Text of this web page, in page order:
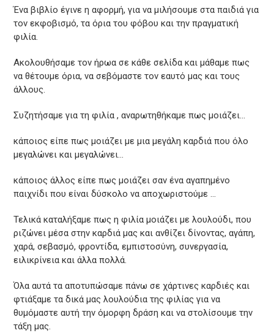
Ένα βιβλίο έγινε η αφορμή, για να μιλήσουμε στα παιδιά για
τον εκφοβισμό, τα όρια του φόβου και την πραγματική
φιλία.
Ακολουθήσαμε τον ήρωα σε κάθε σελίδα και μάθαμε πως
να θέτουμε όρια, να σεβόμαστε τον εαυτό μας και τους
άλλους.
Συζητήσαμε για τη φιλία , αναρωτηθήκαμε πως μοιάζει…
κάποιος είπε πως μοιάζει με μια μεγάλη καρδιά που όλο
μεγαλώνει και μεγαλώνει…
κάποιος άλλος είπε πως μοιάζει σαν ένα αγαπημένο
παιχνίδι που είναι δύσκολο να αποχωριστούμε …
Τελικά καταλήξαμε πως η φιλία μοιάζει με λουλούδι, που
ριζώνει μέσα στην καρδιά μας και ανθίζει δίνοντας, αγάπη,
χαρά, σεβασμό, φροντίδα, εμπιστοσύνη, συνεργασία,
ειλικρίνεια και άλλα πολλά.
Όλα αυτά τα αποτυπώσαμε πάνω σε χάρτινες καρδιές και
φτιάξαμε τα δικά μας λουλούδια της φιλίας για να
θυμόμαστε αυτή την όμορφη δράση και να στολίσουμε την
τάξη μας.